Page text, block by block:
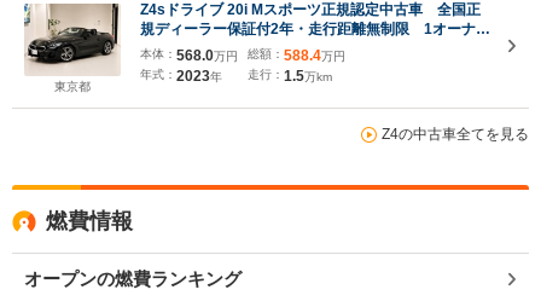
東京都
Z4sドライブ 20i Mスポーツ正規認定中古車 全国正
規ディーラー保証付2年・走行距離無制限 1オーナ
ー フルセグTV ハーマンカードン シートヒータ
ー ステアリングヒーター 黒革電動シート
HUD アップルカープレイ
本体： 568.0万円
年式： 2023年
総額： 588.4万円
走行： 1.5万km
Z4の中古車全てを見る
燃費情報
オープンの燃費ランキング